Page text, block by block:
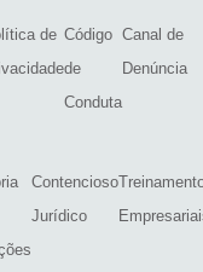
de Código
de
Conduta
Canal de
Denúncia
Contencioso
Jurídico